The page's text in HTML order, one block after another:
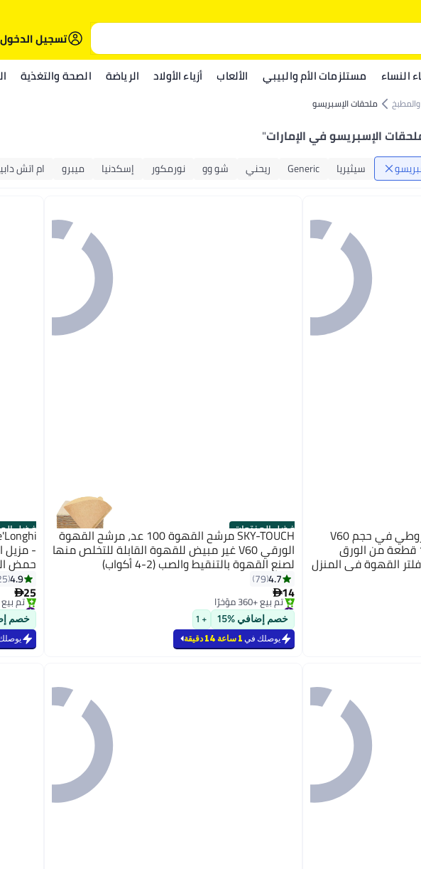
تسجيل الدخول
النساء مستلزمات الأم والبيبي الألعاب أزياء الأولاد الرياضة الصحة والتغذية
ملحقات الإسبريسو
الإسبريسو في الإمارات"
سيثيريا Generic ريحني شو وو نورمكور إسكدنيا ميبرو ام اتش
كورالبلو مرشح القهوة المخروطي في حجم V60
الأبيض الذي يحتوي على 100 قطعة من الورق
القهوة في المنزل
أفضل المنتجات SKY-TOUCH مرشح القهوة 100 عد، مرشح القهوة
الورقي V60 غير مبيض للقهوة القابلة للتخلص منها
لصنع القهوة بالتنقيط والصب (2-4 أكواب)
4.7
79
14
#2 في ملحقات الإسبريسو
بتخلّص بسرعة
تم بيع +360 مؤخرًا
#2 في ملحقات الإسبريسو
خصم إضافي %15 + 1
يوصلك في 1 ساعة 14 دقيقة
أفضل
- مزيل
حمض
نكهة
DLSC200
4.9
25
#4 في ملحقات الإسبريسو
تم بيع +100
#4 في ملحقات الإسبريسو
خصم